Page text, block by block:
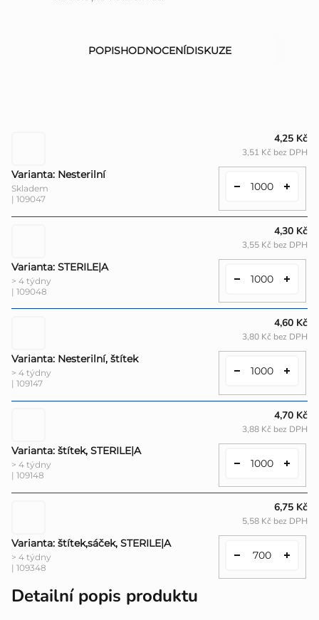
POPISHODNOCENÍDISKUZE
Varianta: Nesterilní
Skladem
| 109047
4,25 Kč
3,51 Kč bez DPH
Varianta: STERILE|A
> 4 týdny
| 109048
4,30 Kč
3,55 Kč bez DPH
Varianta: Nesterilní, štítek
> 4 týdny
| 109147
4,60 Kč
3,80 Kč bez DPH
Varianta: štítek, STERILE|A
> 4 týdny
| 109148
4,70 Kč
3,88 Kč bez DPH
Varianta: štítek,sáček, STERILE|A
> 4 týdny
| 109348
6,75 Kč
5,58 Kč bez DPH
Detailní popis produktu